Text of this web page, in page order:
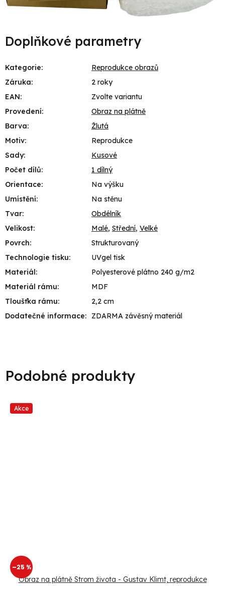
Doplňkové parametry
Kategorie:
Reprodukce obrazů
Záruka:
2 roky
EAN:
Zvolte variantu
Provedení:
Obraz na plátně
Barva:
Žlutá
Motiv:
Reprodukce
Sady:
Kusové
Počet dílů:
1 dílný
Orientace:
Na výšku
Umístění:
Na stěnu
Tvar:
Obdélník
Velikost: Malé, Střední, Velké
Povrch:
Strukturovaný
Technologie tisku:
UVgel tisk
Materiál:
Polyesterové plátno 240 g/m2
Materiál rámu:
MDF
Tloušťka rámu:
2,2 cm
Dodatečné informace: ZDARMA závěsný materiál
Akce
–25 %
Obraz na plátně Strom života - Gustav Klimt, reprodukce